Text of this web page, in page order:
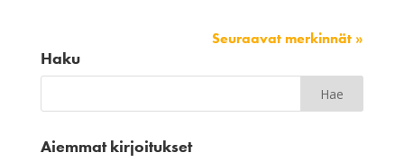
Seuraavat merkinnät »
Haku
Aiemmat kirjoitukset